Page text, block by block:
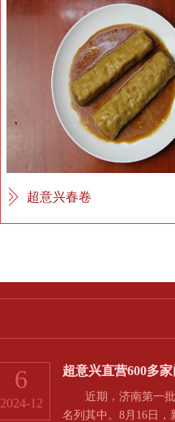
超意兴春卷
6
2024-12
超意兴直营600多
近期，济南第一批“
名列其中。8月16日